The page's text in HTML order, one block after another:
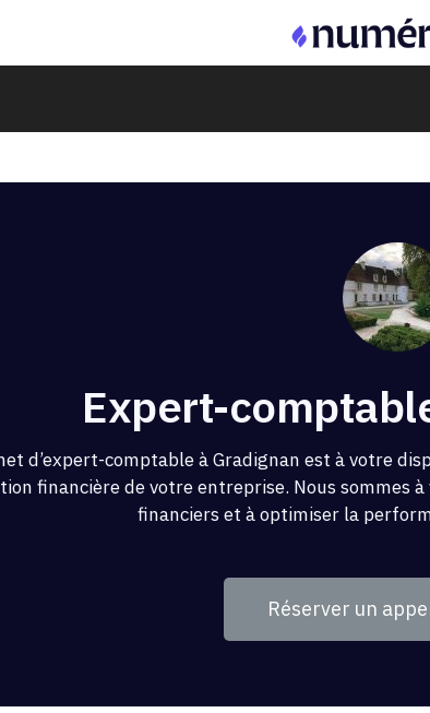
Expert-
d’expert-comptable à Gradignan est à votre
financière de votre entreprise. Nous sommes
financiers et à optimiser la
Réserver un